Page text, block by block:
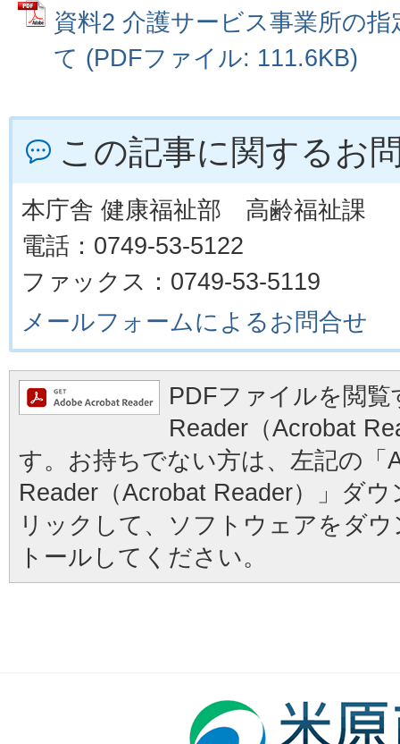
資料2 介護サービス事業所の
て (PDFファイル: 111.6KB)
この記事に関するお
本庁舎 健康福祉部 高齢福祉課
電話：0749-53-5122
ファックス：0749-53-5119
メールフォームによるお問合せ
PDFファイルを閲
Reader（Acrobat
す。お持ちでない方は、左記の「
Reader（Acrobat Reader）」ダ
リックして、ソフトウェアをダ
トールしてください。